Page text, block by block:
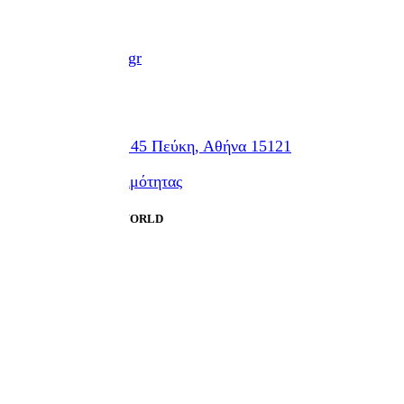
technek@technek.gr
Εθν. Αντιστάσεως 45 Πεύκη, Αθήνα 15121
Δήλωση προσβασιμότητας
Designed by HUMAN WORLD